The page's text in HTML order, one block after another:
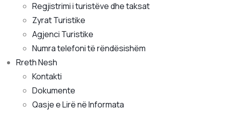
Regjistrimi i turistëve dhe taksat
Zyrat Turistike
Agjenci Turistike
Numra telefoni të rëndësishëm
Rreth Nesh
Kontakti
Dokumente
Qasje e Lirë në Informata